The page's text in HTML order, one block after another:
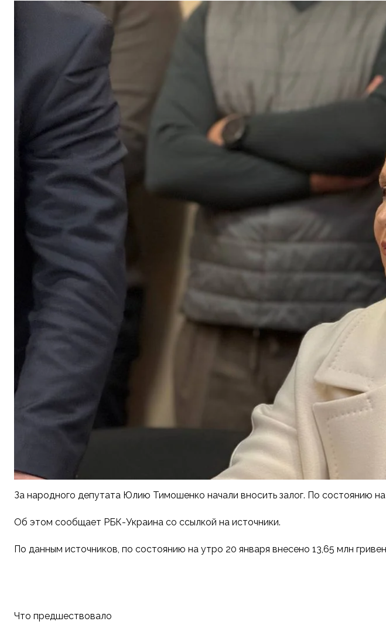
За народного депутата Юлию Тимошенко начали вносить залог. По состоянию
Об этом сообщает РБК-Украина со ссылкой на источники.
По данным источников, по состоянию на утро 20 января внесено 13,65 млн
Что предшествовало